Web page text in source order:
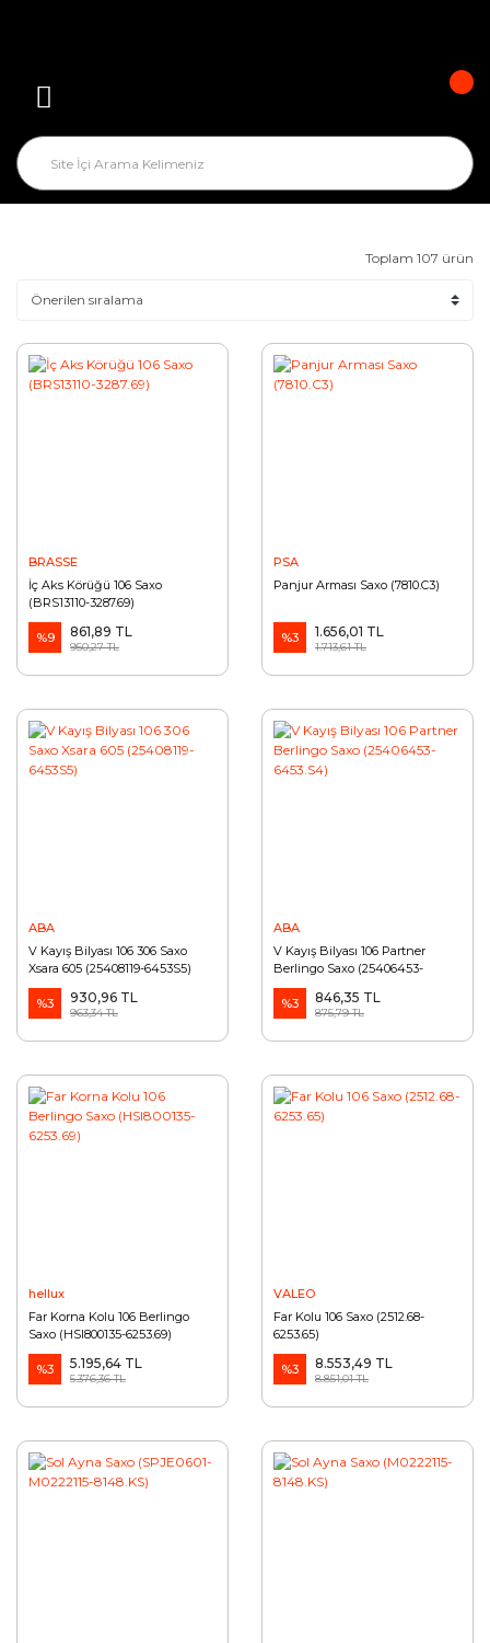
Toplam 107 ürün
BRASSE
İç Aks Körüğü 106 Saxo
(BRS13110-3287.69)
%9 861,89 TL
950,27 TL
PSA
Panjur Arması Saxo (7810.C3)
%3 1.656,01 TL
1.713,61 TL
ABA
V Kayış Bilyası 106 306 Saxo
Xsara 605 (25408119-6453S5)
%3 930,96 TL
963,34 TL
ABA
V Kayış Bilyası 106 Partner
Berlingo Saxo (25406453-
6453.S4)
%3
846,35 TL
875,79 TL
hellux
Far Korna Kolu 106 Berlingo
Saxo (HSI800135-6253.69)
%3 5.195,64 TL
5.376,36 TL
VALEO
Far Kolu 106 Saxo (2512.68-
6253.65)
%3 8.553,49 TL
8.851,01 TL